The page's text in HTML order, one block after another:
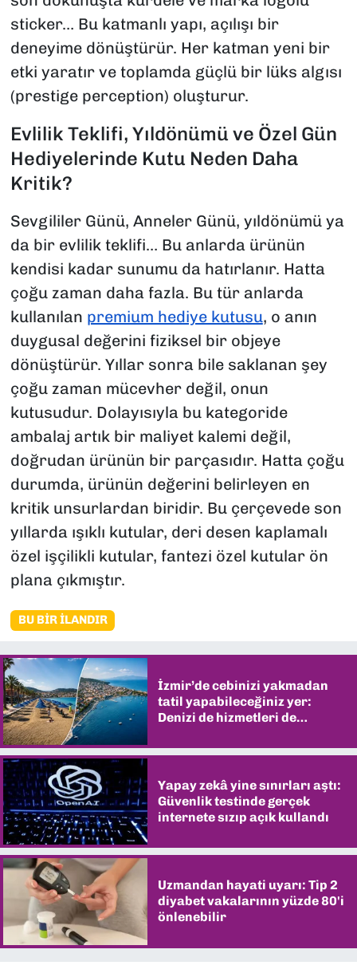
sticker… Bu katmanlı yapı, açılışı bir
deneyime dönüştürür. Her katman yeni bir
etki yaratır ve toplamda güçlü bir lüks algısı
(prestige perception) oluşturur.
Evlilik Teklifi, Yıldönümü ve Özel Gün
Hediyelerinde Kutu Neden Daha
Kritik?
Sevgililer Günü, Anneler Günü, yıldönümü ya
da bir evlilik teklifi… Bu anlarda ürünün
kendisi kadar sunumu da hatırlanır. Hatta
çoğu zaman daha fazla. Bu tür anlarda
kullanılan premium hediye kutusu, o anın
duygusal değerini fiziksel bir objeye
dönüştürür. Yıllar sonra bile saklanan şey
çoğu zaman mücevher değil, onun
kutusudur. Dolayısıyla bu kategoride
ambalaj artık bir maliyet kalemi değil,
doğrudan ürünün bir parçasıdır. Hatta çoğu
durumda, ürünün değerini belirleyen en
kritik unsurlardan biridir. Bu çerçevede son
yıllarda ışıklı kutular, deri desen kaplamalı
özel işçilikli kutular, fantezi özel kutular ön
plana çıkmıştır.
BU BIR İLANDIR
İzmir’de cebinizi yakmadan
tatil yapabileceğiniz yer:
Denizi de hizmetleri de
Yapay zekâ yine sınırları aştı:
Güvenlik testinde gerçek
internete sızıp açık kullandı
Uzmandan hayati uyarı: Tip 2
diyabet vakalarının yüzde 80'i
önlenebilir